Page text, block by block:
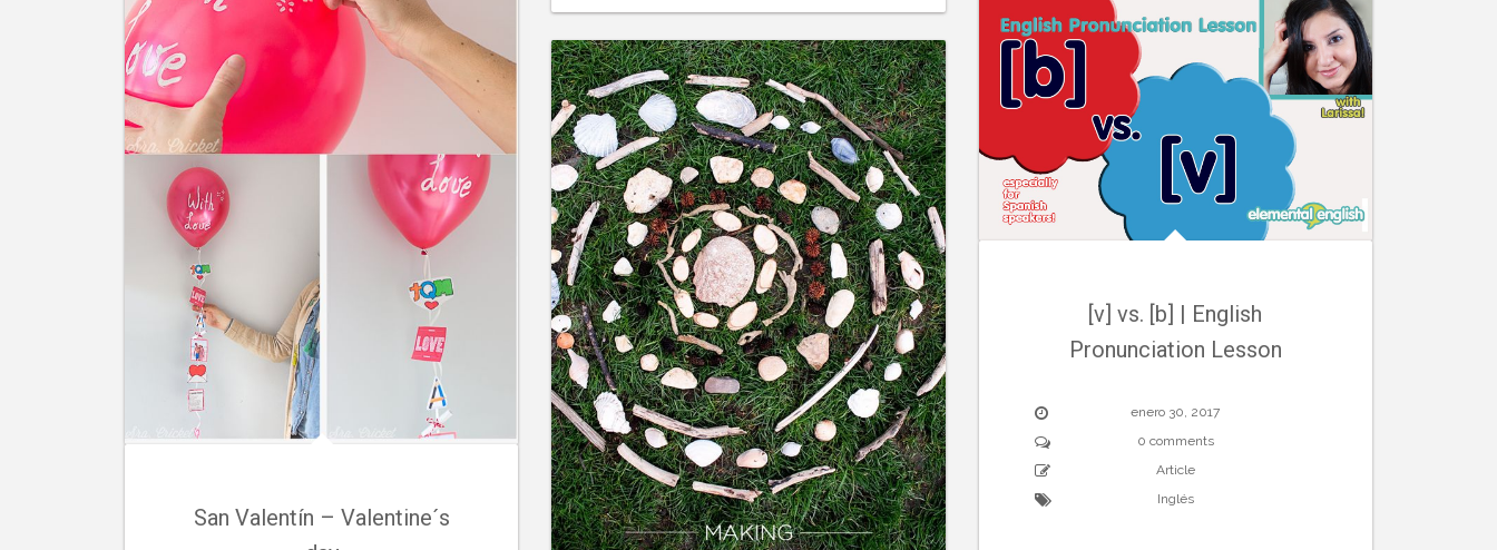
San Valentín – Valentine´s
[v] vs. [b] | English
Pronunciation Lesson
enero 30, 2017
0 comments
Article
Inglés